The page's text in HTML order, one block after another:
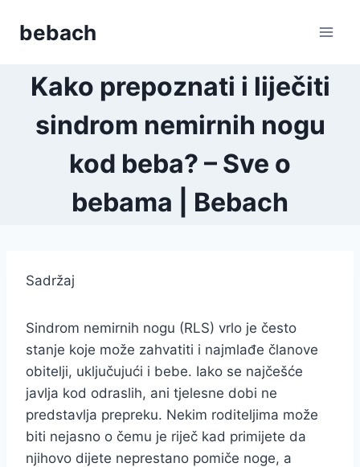
bebach
Kako prepoznati i liječiti
sindrom nemirnih nogu
kod beba? – Sve o
bebama | Bebach
Sadržaj
Sindrom nemirnih nogu (RLS) vrlo je često
stanje koje može zahvatiti i najmlađe članove
obitelji, uključujući i bebe. Iako se najčešće
javlja kod odraslih, ani tjelesne dobi ne
predstavlja prepreku. Nekim roditeljima može
biti nejasno o čemu je riječ kad primijete da
njihovo dijete neprestano pomiče noge, a